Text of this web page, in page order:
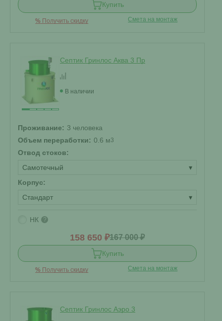
Купить
% Получить скидку Смета на монтаж
Септик Гринлос Аква 3 Пр
В наличии
Проживание: 3 человека
Объем переработки: 0.6 м3
Отвод стоков:
Самотечный
▾
Корпус:
Стандарт
▾
НК ?
158 650 ₽167 000 ₽
Купить
% Получить скидку Смета на монтаж
Септик Гринлос Аэро 3